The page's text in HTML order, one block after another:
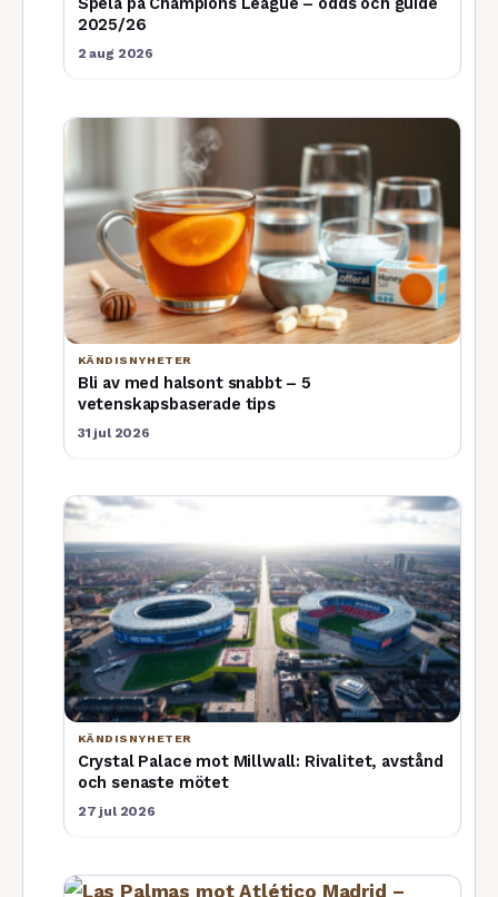
Spela på Champions League – odds och guide
2025/26
2 aug 2026
KÄNDISNYHETER
Bli av med halsont snabbt – 5
vetenskapsbaserade tips
31 jul 2026
KÄNDISNYHETER
Crystal Palace mot Millwall: Rivalitet, avstånd
och senaste mötet
27 jul 2026